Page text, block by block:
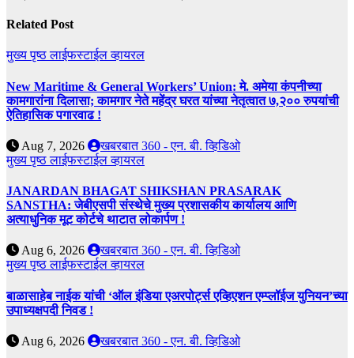
Related Post
मुख्य पृष्ठलाईफस्टाईलव्हायरल
New Maritime & General Workers’ Union: मे. अमेया कंपनीच्या
कामगारांना दिलासा; कामगार नेते महेंद्र घरत यांच्या नेतृत्वात ७,२०० रुपयांची
ऐतिहासिक पगारवाढ !
Aug 7, 2026
खबरबात 360 - एन. बी. व्हिडिओ
मुख्य पृष्ठलाईफस्टाईलव्हायरल
JANARDAN BHAGAT SHIKSHAN PRASARAK
SANSTHA: जेबीएसपी संस्थेचे मुख्य प्रशासकीय कार्यालय आणि
अत्याधुनिक मूट कोर्टचे थाटात लोकार्पण !
Aug 6, 2026
खबरबात 360 - एन. बी. व्हिडिओ
मुख्य पृष्ठलाईफस्टाईलव्हायरल
बाळासाहेब नाईक यांची ‘ऑल इंडिया एअरपोर्ट्स एव्हिएशन एम्प्लॉईज युनियन’च्या
उपाध्यक्षपदी निवड !
Aug 6, 2026 खबरबात 360 - एन. बी. व्हिडिओ